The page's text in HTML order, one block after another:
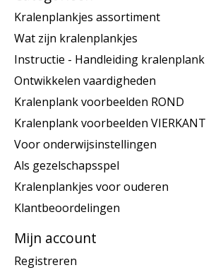
Kralenplankjes assortiment
Wat zijn kralenplankjes
Instructie - Handleiding kralenplank
Ontwikkelen vaardigheden
Kralenplank voorbeelden ROND
Kralenplank voorbeelden VIERKANT
Voor onderwijsinstellingen
Als gezelschapsspel
Kralenplankjes voor ouderen
Klantbeoordelingen
Mijn account
Registreren